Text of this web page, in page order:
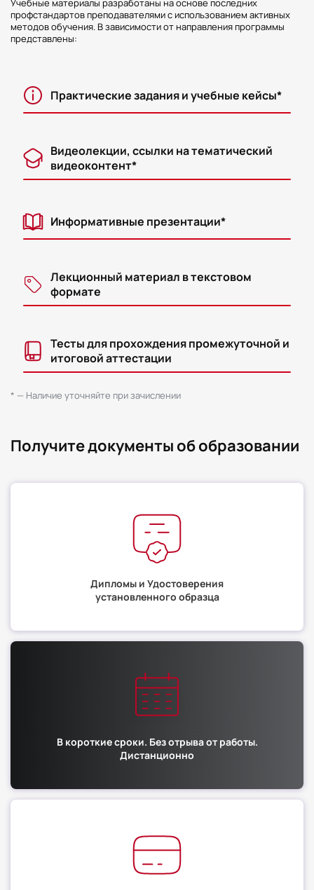
Учебные материалы разработаны на основе последних
профстандартов преподавателями с использованием активных
методов обучения. В зависимости от направления программы
представлены:
Практические задания и учебные кейсы*
Видеолекции, ссылки на тематический
видеоконтент*
Информативные презентации*
Лекционный материал в текстовом
формате
Тесты для прохождения промежуточной и
итоговой аттестации
* — Наличие уточняйте при зачислении
Получите документы об образовании
Дипломы и Удостоверения
установленного образца
В короткие сроки. Без отрыва от работы.
Дистанционно